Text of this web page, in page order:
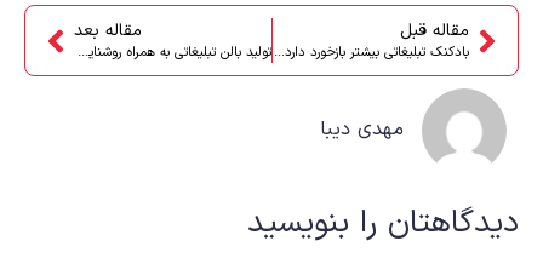
مقاله قبل
بادکنک تبلیغاتی بیشتر بازخورد دارد یا بالن تبلیغاتی
مقاله بعد
تولید بالن تبلیغاتی به همراه روشنایی در شب
مهدی دیبا
دیدگاهتان را بنویسید